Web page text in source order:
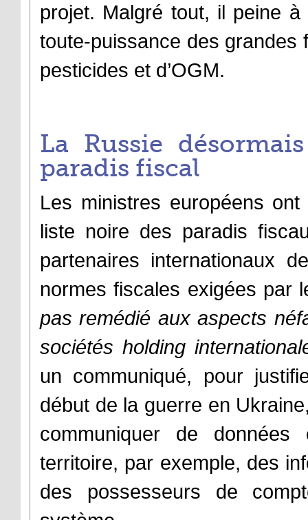
projet. Malgré tout, il peine à
toute-puissance des grandes
pesticides et d’OGM.
La Russie
paradis fiscal
Les ministres européens
liste noire des paradis
partenaires internationaux
normes fiscales exigées par
pas remédié aux aspects
sociétés holding
un communiqué, pour
début de la guerre en
communiquer de
territoire, par exemple, des
des possesseurs de